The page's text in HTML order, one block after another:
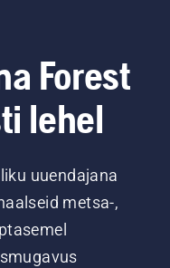
Forest
lehel
uuendajana
metsa-,